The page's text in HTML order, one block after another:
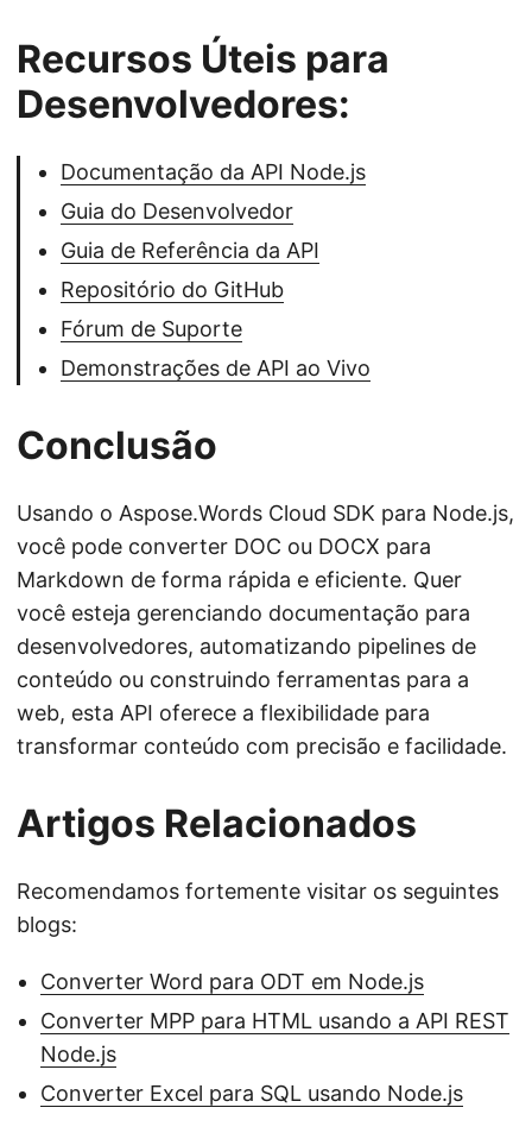
Recursos Úteis para
Desenvolvedores:
Documentação da API Node.js
Guia do Desenvolvedor
Guia de Referência da API
Repositório do GitHub
Fórum de Suporte
Demonstrações de API ao Vivo
Conclusão
Usando o Aspose.Words Cloud SDK para Node.js,
você pode converter DOC ou DOCX para
Markdown de forma rápida e eficiente. Quer
você esteja gerenciando documentação para
desenvolvedores, automatizando pipelines de
conteúdo ou construindo ferramentas para a
web, esta API oferece a flexibilidade para
transformar conteúdo com precisão e facilidade.
Artigos Relacionados
Recomendamos fortemente visitar os seguintes
blogs:
Converter Word para ODT em Node.js
Converter MPP para HTML usando a API REST
Node.js
Converter Excel para SQL usando Node.js